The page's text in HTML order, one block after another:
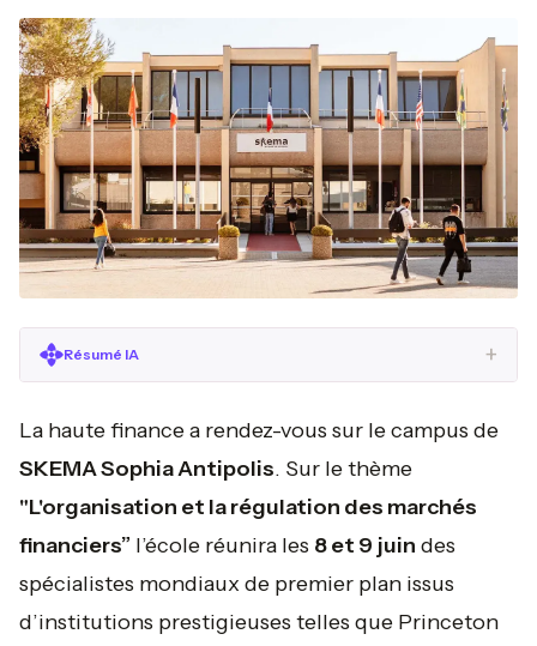
Résumé IA +
La haute finance a rendez-vous sur le campus de
SKEMA Sophia Antipolis. Sur le thème
"L'organisation et la régulation des marchés
financiers” l’école réunira les 8 et 9 juin des
spécialistes mondiaux de premier plan issus
d’institutions prestigieuses telles que Princeton